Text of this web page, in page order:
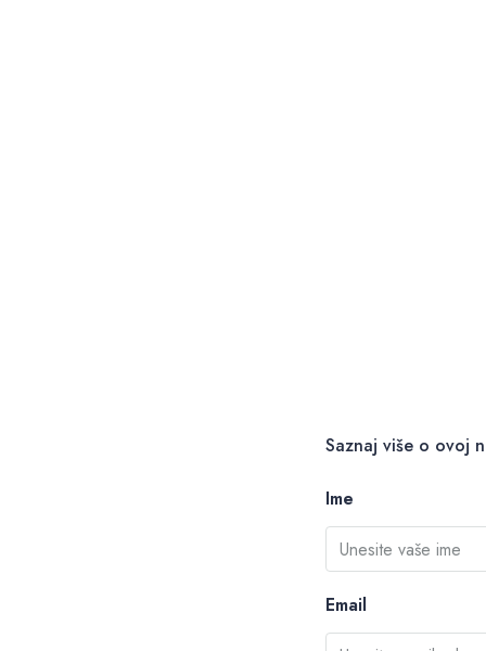
Saznaj više o ovoj
Ime
Email